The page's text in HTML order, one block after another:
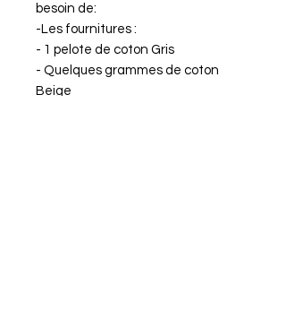
besoin de:
-Les fournitures :
- 1 pelote de coton Gris
- Quelques grammes de coton
Beige